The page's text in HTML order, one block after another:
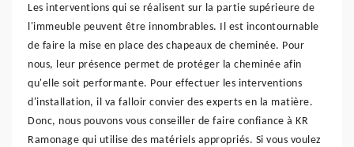
Les interventions qui se réalisent sur la partie supérieure de
l'immeuble peuvent être innombrables. Il est incontournable
de faire la mise en place des chapeaux de cheminée. Pour
nous, leur présence permet de protéger la cheminée afin
qu'elle soit performante. Pour effectuer les interventions
d'installation, il va falloir convier des experts en la matière.
Donc, nous pouvons vous conseiller de faire confiance à KR
Ramonage qui utilise des matériels appropriés. Si vous voulez